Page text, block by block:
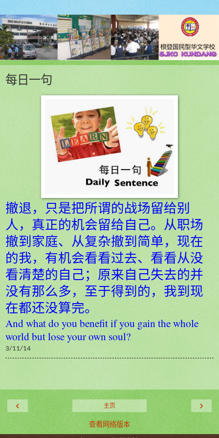
每日一句
撤退，只是把所谓的战场留给别
人，真正的机会留给自己。从职场
撤到家庭、从复杂撤到简单，现在
的我，有机会看看过去、看看从没
看清楚的自己；原来自己失去的并
没有那么多，至于得到的，我到现
在都还没算完。
And what do you benefit if you gain the whole
world but lose your own soul?
3/11/14
‹ ›
主页
查看网络版本